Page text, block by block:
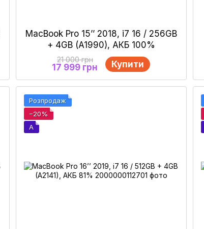
MacBook Pro 15’’ 2018, i7 16 / 256GB
+ 4GB (A1990), АКБ 100%
21 000 грн
17 999 грн Купити
Розпродаж
−20%
A